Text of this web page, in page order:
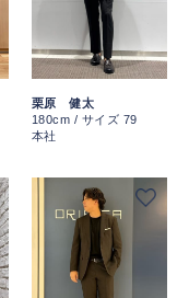
栗原 健太
180cm / サイズ 79
本社